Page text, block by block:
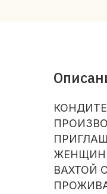
ЖЕНЩИН
ВАХТОЙ